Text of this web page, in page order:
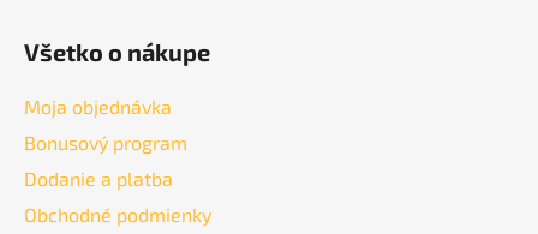
Všetko o nákupe
Moja objednávka
Bonusový program
Dodanie a platba
Obchodné podmienky